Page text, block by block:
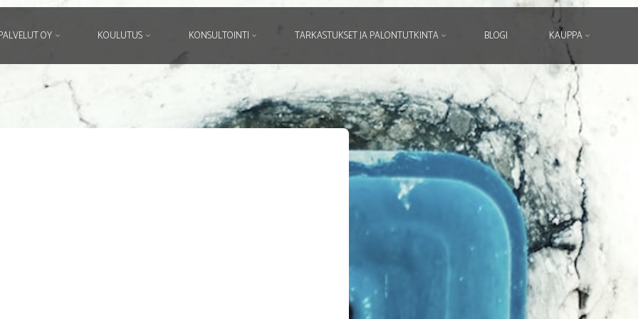
OY KOULUTUS KONSULTOINTI TARKASTUKSET JA PALONTUTKINTA BLOGI KAUPPA